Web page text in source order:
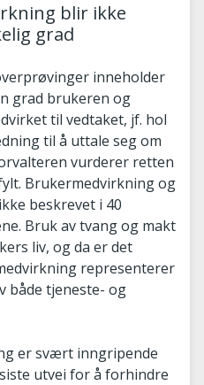
blir ikke
grad
inneholder
grad brukeren og
til vedtaket, jf. hol
til å uttale seg om
vurderer retten
Brukermedvirkning og
beskrevet i 40
Bruk av tvang og makt
liv, og da er det
representerer
både tjeneste- og
er svært inngripende
utvei for å forhindre